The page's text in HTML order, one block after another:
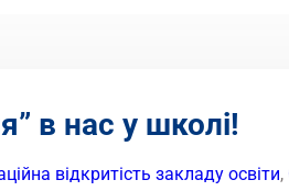
в нас у школі!
відкритість закладу освіти,